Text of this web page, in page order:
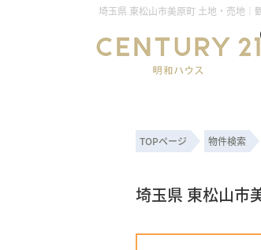
TOPページ 物件検索
埼玉県 東松山市